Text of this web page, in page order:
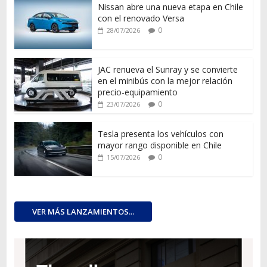
Nissan abre una nueva etapa en Chile
con el renovado Versa
28/07/2026 0
JAC renueva el Sunray y se convierte
en el minibús con la mejor relación
precio-equipamiento
23/07/2026 0
Tesla presenta los vehículos con
mayor rango disponible en Chile
15/07/2026 0
VER MÁS LANZAMIENTOS...